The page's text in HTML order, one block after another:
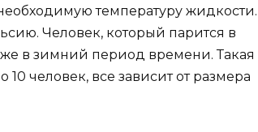
температуру жидкости.
Человек, который парится в
в зимний период времени. Такая
человек, все зависит от размера